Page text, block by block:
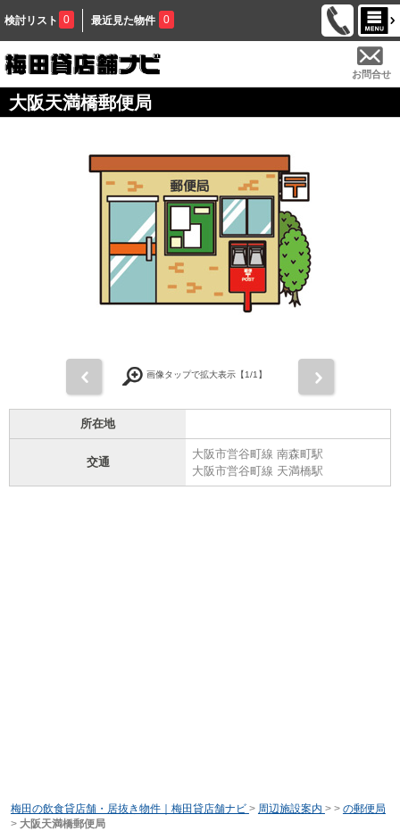
検討リスト 0 最近見た物件 0
お問合せ
大阪天満橋郵便局
画像タップで拡大表示【1/1】
所在地
交通
大阪市営谷町線 南森町駅
大阪市営谷町線 天満橋駅
梅田の飲食貸店舗・居抜き物件｜梅田貸店舗ナビ > 周辺施設案内 > > の郵便局
> 大阪天満橋郵便局